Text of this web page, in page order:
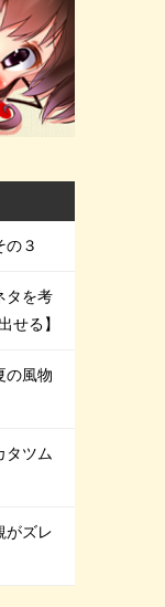
の３
タを考
せる】
の風物
タツム
がズレ